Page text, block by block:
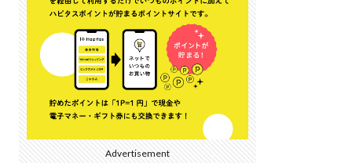
Advertisement